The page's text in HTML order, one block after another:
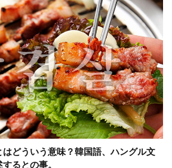
はどういう意味？韓国語、ハングル文
るとの事。